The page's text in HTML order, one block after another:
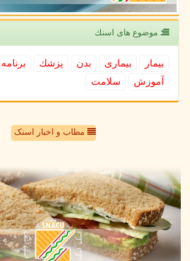
موضوع های اسنك
بیمار بیماری بدن پزشك برنامه
آموزش
سلامت
مطاب و اخبار اسنک